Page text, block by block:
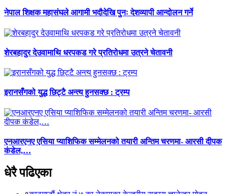
नेपाल शिक्षक महासंघले आगामी भदौदेखि पुनः देशव्यापी आन्दोलन गर्ने
शेरबहादुर देउवामाथि धरपकड गरे प्रतिरोधमा उत्रने चेतावनी
इरानसँगको युद्ध छिट्टै अन्त्य हुनसक्छ : ट्रम्प
एनआरएनए एसिया प्याशिफिक सम्मेलनको तयारी अन्तिम चरणमा- आरसी दीपक
कंडेल,…
धेरै पढिएका